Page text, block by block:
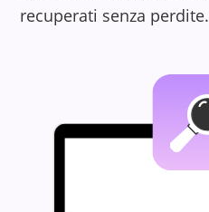
recuperati senza perdite.